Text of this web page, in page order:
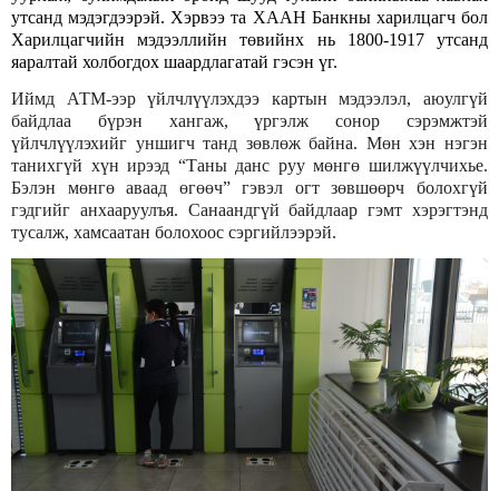
утсанд мэдэгдээрэй. Хэрвээ та ХААН Банкны харилцагч бол
Харилцагчийн мэдээллийн төвийнх нь 1800-1917 утсанд
яаралтай холбогдох шаардлагатай гэсэн үг.
Иймд АТМ-ээр үйлчлүүлэхдээ картын мэдээлэл, аюулгүй
байдлаа бүрэн хангаж, үргэлж сонор сэрэмжтэй
үйлчлүүлэхийг уншигч танд зөвлөж байна. Мөн хэн нэгэн
танихгүй хүн ирээд “Таны данс руу мөнгө шилжүүлчихье.
Бэлэн мөнгө аваад өгөөч” гэвэл огт зөвшөөрч болохгүй
гэдгийг анхааруулъя. Санаандгүй байдлаар гэмт хэрэгтэнд
тусалж, хамсаатан болохоос сэргийлээрэй.